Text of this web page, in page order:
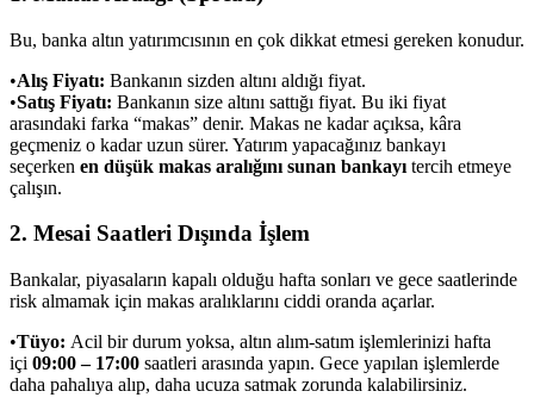
Bu, banka altın yatırımcısının en çok dikkat etmesi gereken konudur.
•Alış Fiyatı: Bankanın sizden altını aldığı fiyat.
•Satış Fiyatı: Bankanın size altını sattığı fiyat. Bu iki fiyat
arasındaki farka “makas” denir. Makas ne kadar açıksa, kâra
geçmeniz o kadar uzun sürer. Yatırım yapacağınız bankayı
seçerken en düşük makas aralığını sunan bankayı tercih etmeye
çalışın.
2. Mesai Saatleri Dışında İşlem
Bankalar, piyasaların kapalı olduğu hafta sonları ve gece saatlerinde
risk almamak için makas aralıklarını ciddi oranda açarlar.
•Tüyo: Acil bir durum yoksa, altın alım-satım işlemlerinizi hafta
içi 09:00 – 17:00 saatleri arasında yapın. Gece yapılan işlemlerde
daha pahalıya alıp, daha ucuza satmak zorunda kalabilirsiniz.